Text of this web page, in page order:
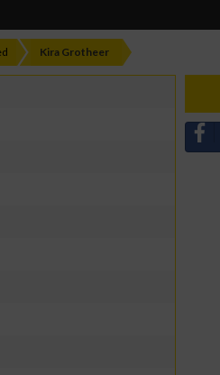
Kira Grotheer